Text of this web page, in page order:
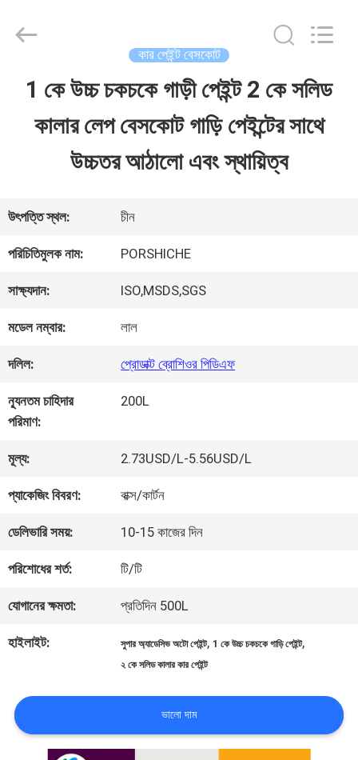
বাড়ি
ভিডিও
আমাদের
সম্পর্কে
কারখানা
ভ্রমণ
মান
নিয়ন্ত্রণ
আমাদের
যোগাযোগ
খবর
Chemical
Reserved.
কার পেইন্ট বেসকোট
1 কে উচ্চ চকচকে গাড়ী পেইন্ট 2 কে সলিড
কালার লেপ বেসকোট গাড়ি পেইন্টের সাথে
উচ্চতর আঠালো এবং স্থায়িত্ব
উৎপত্তি স্থল: চীন
পরিচিতিমুলক নাম: PORSHICHE
সাক্ষ্যদান: ISO,MSDS,SGS
মডেল নম্বার: লাল
দলিল: প্রোডাক্ট ব্রোশিওর পিডিএফ
ন্যূনতম চাহিদার
পরিমাণ:
200L
মূল্য: 2.73USD/L-5.56USD/L
প্যাকেজিং বিবরণ: বাক্স/কার্টন
ডেলিভারি সময়: 10-15 কাজের দিন
পরিশোধের শর্ত: টি/টি
যোগানের ক্ষমতা: প্রতিদিন 500L
হাইলাইট: সুপার অ্যাডেসিভ অটো পেইন্ট, 1 কে উচ্চ চকচকে গাড়ি পেইন্ট,
২ কে সলিড কালার কার পেইন্ট
ভালো দাম